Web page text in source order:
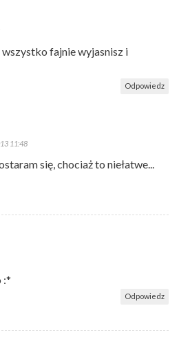
fajnie wyjasnisz i
Odpowiedz
11:48
się, chociaż to niełatwe...
:*
Odpowiedz